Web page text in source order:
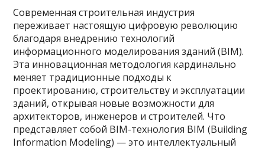
Современная строительная индустрия
переживает настоящую цифровую революцию
благодаря внедрению технологий
информационного моделирования зданий (BIM).
Эта инновационная методология кардинально
меняет традиционные подходы к
проектированию, строительству и эксплуатации
зданий, открывая новые возможности для
архитекторов, инженеров и строителей. Что
представляет собой BIM-технология BIM (Building
Information Modeling) — это интеллектуальный